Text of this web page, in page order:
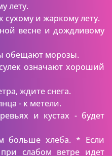
лету.
сухому и жаркому лету.
весне и дождливому
обещают морозы.
означают хороший
ждите снега.
- к метели.
и кустах - будет
больше хлеба. * Если
слабом ветре идет